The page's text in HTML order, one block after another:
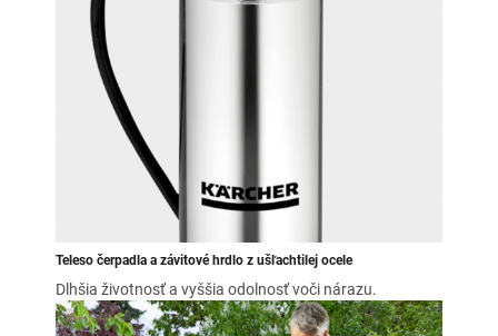
Teleso čerpadla a závitové hrdlo z ušľachtilej ocele
Dlhšia životnosť a vyššia odolnosť voči nárazu.